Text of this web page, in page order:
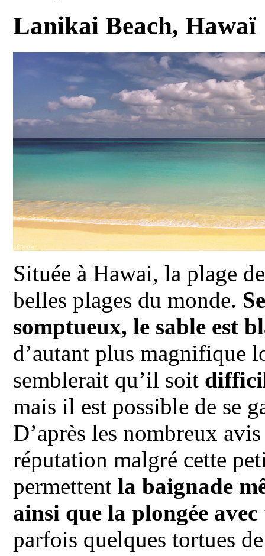
Lanikai Beach, Hawaï
Située à Hawai, la plage
belles plages du monde.
somptueux, le sable est
d’autant plus magnifique
semblerait qu’il soit
mais il est possible de se
D’après les nombreux
réputation malgré cette
permettentla baignade
ainsi que la plongée
parfois quelques tortues